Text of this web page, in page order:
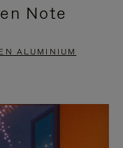
Note
ALUMINIUM